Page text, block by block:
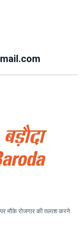
मौके रोजगार की तलाश करने